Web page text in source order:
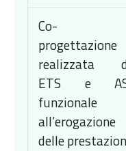
Co-
progettazione
realizzata
ETS e
funzionale
all’erogazione
delle